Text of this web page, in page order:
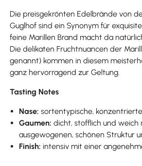
Die preisgekrönten Edelbrände von
Guglhof sind ein Synonym für
feine Marillen Brand macht da
Die delikaten Fruchtnuancen der
genannt) kommen in diesem
ganz hervorragend zur Geltung.
Tasting Notes
Nase: sortentypische,
Gaumen:dicht, stofflich und weich
ausgewogenen, schönen Struktur
Finish: intensiv mit einer